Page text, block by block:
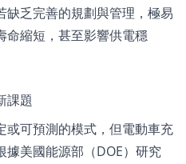
乏完善的規劃與管理，極易
命縮短，甚至影響供電穩
課題
或可預測的模式，但電動車充
據美國能源部（DOE）研究